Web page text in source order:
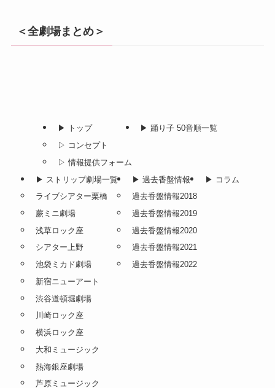
＜全劇場まとめ＞
▶︎ トップ
▷ コンセプト
▷ 情報提供フォーム
▶︎ 踊り子 50音順一覧
▶︎ ストリップ劇場一覧
ライブシアター栗橋
蕨ミニ劇場
浅草ロック座
シアター上野
池袋ミカド劇場
新宿ニューアート
渋谷道頓堀劇場
川崎ロック座
横浜ロック座
大和ミュージック
熱海銀座劇場
芦原ミュージック
▶︎ 過去香盤情報
過去香盤情報2018
過去香盤情報2019
過去香盤情報2020
過去香盤情報2021
過去香盤情報2022
▶︎ コラム